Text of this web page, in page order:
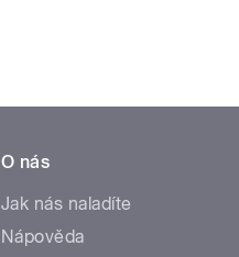
O nás
Jak nás naladíte
Nápověda